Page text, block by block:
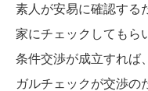
素人が安易に確認する
家にチェックしてもら
条件交渉が成立すれば
ガルチェックが交渉の